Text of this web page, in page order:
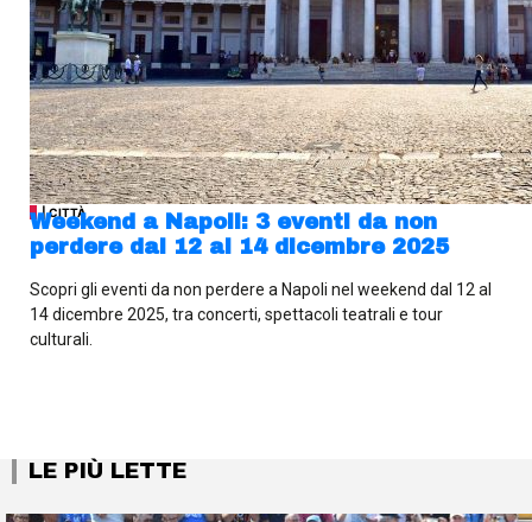
| CITTÀ
Weekend a Napoli: 3 eventi da non
perdere dal 12 al 14 dicembre 2025
Scopri gli eventi da non perdere a Napoli nel weekend dal 12 al
14 dicembre 2025, tra concerti, spettacoli teatrali e tour
culturali.
LE PIÙ LETTE